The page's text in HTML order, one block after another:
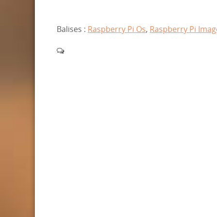
Balises : Raspberry Pi Os, Raspberry Pi